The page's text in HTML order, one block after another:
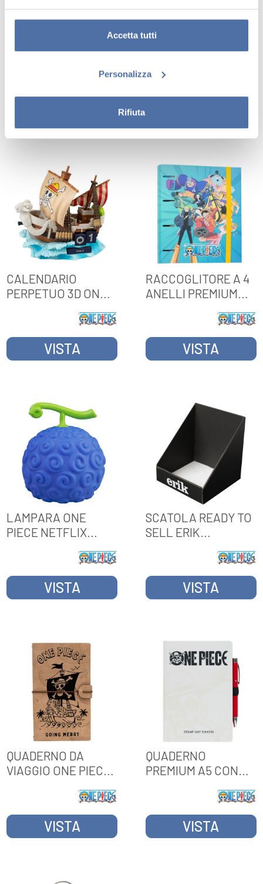
Accetta tutti
Personalizza
Rifiuta
RETROILLUMINATA
INCORNICIATA ONE
BISCOTTIERA ONE
PIECE NETFLIX
WANTED MONKEY D.
LUFFY
CALENDARIO
PERPETUO 3D ONE
GOING MERRY
VISTA
RACCOGLITORE A 4
ANELLI PREMIUM
VISTA
LAMPARA ONE
PIECE NETFLIX
VISTA
SCATOLA READY TO
SELL ERIK
MERCE)
VISTA
QUADERNO DA
VIAGGIO ONE PIECE
VISTA
QUADERNO
PREMIUM A5 CON
ONE PIECE NETFLIX
VISTA